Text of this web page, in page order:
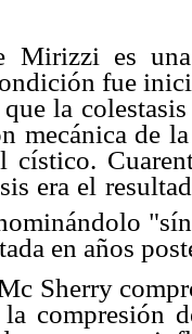
Mirizzi es
fue
la
mecánica de
cístico.
era el
en años
Sherry
la compresión